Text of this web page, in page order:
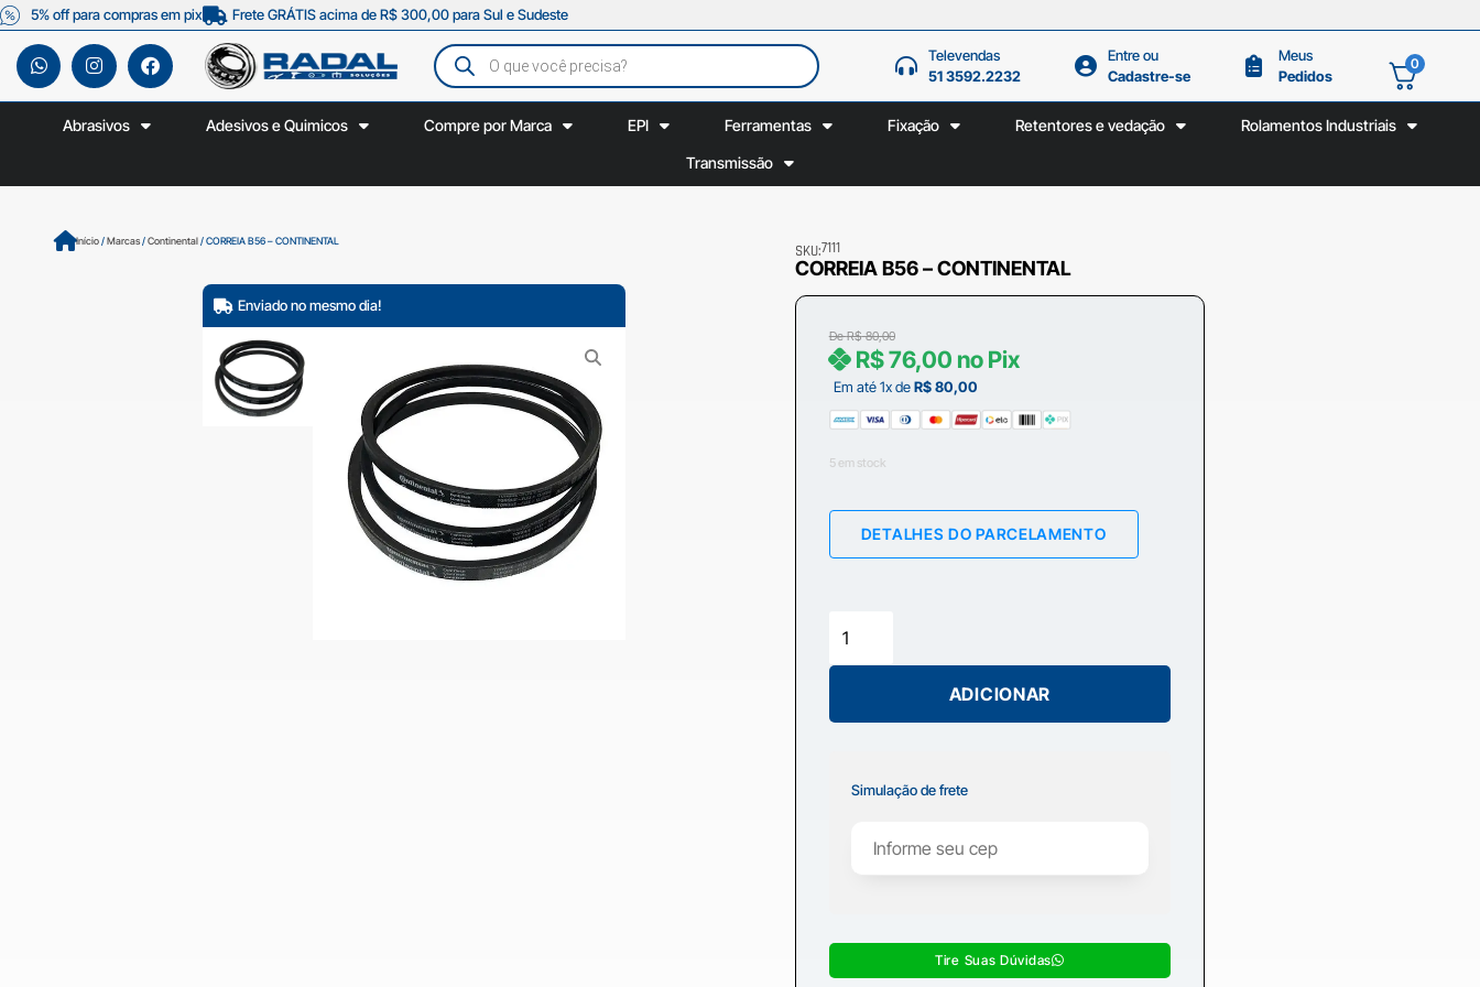
5% off para compras em pix Frete GRÁTIS acima de R$ 300,00 para Sul e Sudeste
Televendas
51 3592.2232
Entre ou
Cadastre-se
Meus
Pedidos
0
Abrasivos Adesivos e Quimicos Compre por Marca EPI Ferramentas Fixação Retentores e vedação
Rolamentos Industriais
Transmissão
Início/Marcas/Continental/ CORREIA B56 – CONTINENTAL
Enviado no mesmo dia!
SKU:7111
CORREIA B56 – CONTINENTAL
DeR$80,00
Em até 1x deR$80,00
R$76,00 no Pix
5 em stock
DETALHES DO PARCELAMENTO
ADICIONAR
Simulação de frete
Tire Suas Dúvidas